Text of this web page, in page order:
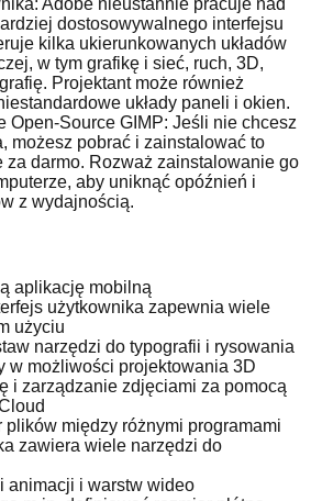
dostosowywalnego interfejsu
kilka ukierunkowanych układów
w tym grafikę i sieć, ruch, 3D,
Projektant może również
układy paneli i okien.
Open-Source GIMP: Jeśli nie chcesz
możesz pobrać i zainstalować to
za darmo. Rozważ zainstalowanie go
aby uniknąć opóźnień i
z wydajnością.
aplikację mobilną
użytkownika zapewnia wiele
użyciu
narzędzi do typografii i rysowania
w możliwości projektowania 3D
i zarządzanie zdjęciami za pomocą
plików między różnymi programami
zawiera wiele narzędzi do
animacji i warstw wideo